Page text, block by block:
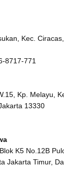
Kec.
8717-771
Kp. Melayu,
13330
K5 No.12B
Jakarta Timur,